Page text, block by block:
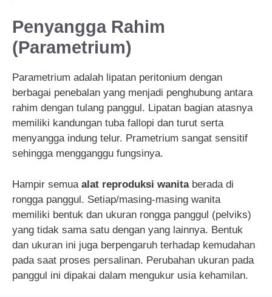
Penyangga Rahim
(Parametrium)
Parametrium adalah lipatan peritonium dengan
berbagai penebalan yang menjadi penghubung antara
rahim dengan tulang panggul. Lipatan bagian atasnya
memiliki kandungan tuba fallopi dan turut serta
menyangga indung telur. Prametrium sangat sensitif
sehingga mengganggu fungsinya.
Hampir semua alat reproduksi wanitaberada di
rongga panggul. Setiap/masing-masing wanita
memiliki bentuk dan ukuran rongga panggul (pelviks)
yang tidak sama satu dengan yang lainnya. Bentuk
dan ukuran ini juga berpengaruh terhadap kemudahan
pada saat proses persalinan. Perubahan ukuran pada
panggul ini dipakai dalam mengukur usia kehamilan.